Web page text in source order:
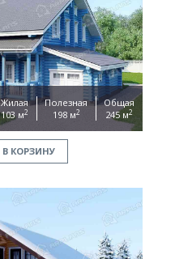
Жилая
103 м2
Полезная
198 м2
Общая
245 м2
В КОРЗИНУ